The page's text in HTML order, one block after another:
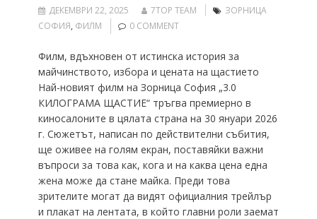
ДЕКЕМВРИ 22, 2025 7TOP TEAM
ЗОРНИЦА
СОФИЯ, ФИЛМ 0 COMMENT
Филм, вдъхновен от истинска история за
майчинството, избора и цената на щастието
Най-новият филм на Зорница София „3.0
КИЛОГРАМА ЩАСТИЕ“ тръгва премиерно в
киносалоните в цялата страна на 30 януари 2026
г. Сюжетът, написан по действителни събития,
ще оживее на голям екран, поставяйки важни
въпроси за това как, кога и на каква цена една
жена може да стане майка. Преди това
зрителите могат да видят официалния трейлър
и плакат на лентата, в който главни роли заемат